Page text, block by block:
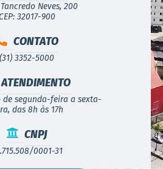
Neves, 200
CEP: 32017-900
CONTATO
(31) 3352-5000
ATENDIMENTO
de segunda-feira a sexta-
das 8h às 17h
CNPJ
0001-31